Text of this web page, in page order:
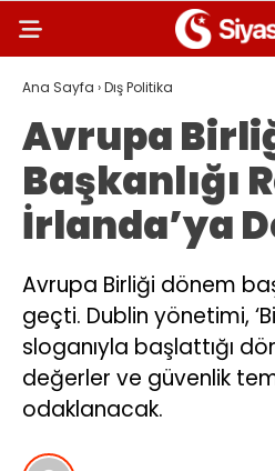
Ana Sayfa ›Dış Politika
Avrupa
Başkanlığı
İrlanda’ya
Avrupa Birliği dönem
geçti. Dublin yönetimi,
sloganıyla başlattığı
değerler ve güvenlik
odaklanacak.